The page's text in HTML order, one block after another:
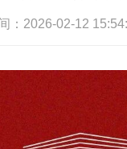
：2026-02-12